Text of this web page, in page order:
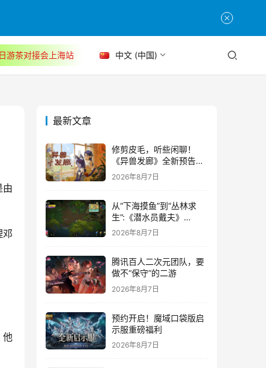
游茶对接会上海站 中文 (中国)
由
邓
他
最新文章
修剪皮毛，听些闲聊！
《异兽发廊》全新预告与
Steam免费试玩公开
2026年8月7日
从“下海摸鱼”到“丛林求
生”:《潜水员戴夫》
DLC《丛林》移动端定档
2026年8月7日
腾讯百人二次元团队，要
做不“保守”的二游
2026年8月7日
预约开启！魔域口袋版启
示服重磅福利
2026年8月7日